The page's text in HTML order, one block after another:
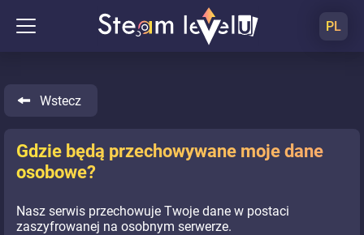
PL
Wstecz
Gdzie będą przechowywane moje dane
osobowe?
Nasz serwis przechowuje Twoje dane w postaci
zaszyfrowanej na osobnym serwerze.